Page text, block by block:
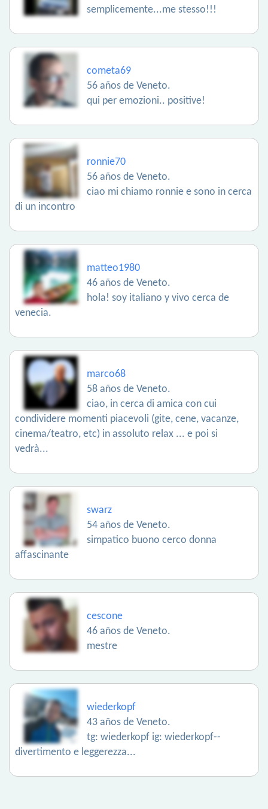
semplicemente...me stesso!!!
cometa69
56 años de Veneto.
qui per emozioni.. positive!
ronnie70
56 años de Veneto.
ciao mi chiamo ronnie e sono in cerca
di un incontro
matteo1980
46 años de Veneto.
hola! soy italiano y vivo cerca de
venecia.
marco68
58 años de Veneto.
ciao, in cerca di amica con cui
condividere momenti piacevoli (gite, cene, vacanze,
cinema/teatro, etc) in assoluto relax ... e poi si
vedrà...
swarz
54 años de Veneto.
simpatico buono cerco donna
affascinante
cescone
46 años de Veneto.
mestre
wiederkopf
43 años de Veneto.
tg: wiederkopf ig: wiederkopf--
divertimento e leggerezza...